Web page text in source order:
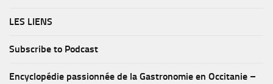
LES LIENS
Subscribe to Podcast
Encyclopédie passionnée de la Gastronomie en Occitanie –